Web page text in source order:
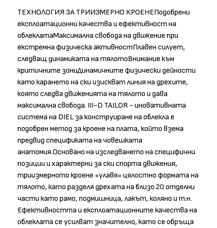
ТЕХНОЛОГИЯ ЗА ТРИИЗМЕРНО КРОЕНЕПодобрени
експлоатационни качества и ефективност на
облеклатаМаксимална свобода на движение при
екстремна физическа активностПлавен силует,
следващ динамиката на тялотоВнимание към
критичните зониДинамичните физически дейности
като карането на ски изискват линия на дрехите,
която следва движенията на тялото и дава
максимална свобода. III-D TAILOR - иновативната
система на DIEL за конструиране на облекла е
подобрен метод за кроене на плата, който взема
предвид спецификата на човешката
анатомия.Основано на изследването на специфични
позиции и характерни за ски спорта движения,
триизмерното кроене «улавя» цялостно формата на
тялото, като разделя дрехата на близо 20 отделни
части като рамо, подмишница, лакът, коляно и т.н.
Ефективността и експлоатационните качества на
облеклата се усилват значително, като се обръща